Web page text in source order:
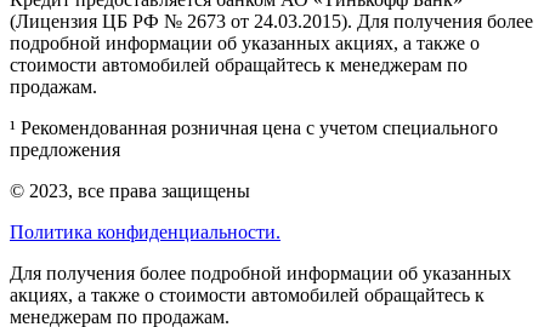
(Лицензия ЦБ РФ № 2673 от 24.03.2015). Для получения более
подробной информации об указанных акциях, а также о
стоимости автомобилей обращайтесь к менеджерам по
продажам.
¹ Рекомендованная розничная цена с учетом специального
предложения
© 2023, все права защищены
Политика конфиденциальности.
Для получения более подробной информации об указанных
акциях, а также о стоимости автомобилей обращайтесь к
менеджерам по продажам.